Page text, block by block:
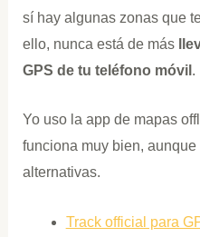
sí hay algunas zonas que
ello, nunca está de más
GPS de tu teléfono móvil .
Yo uso la app de mapas
funciona muy bien,
alternativas.
Track official para